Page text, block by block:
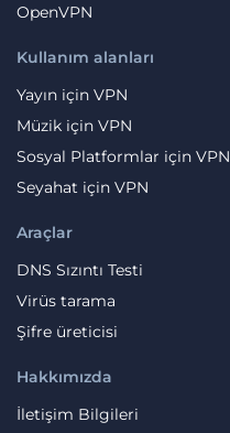
OpenVPN
Kullanım alanları
Yayın için VPN
Müzik için VPN
Sosyal Platformlar için VPN
Seyahat için VPN
Hakkımızda
İletişim Bilgileri
Araçlar
DNS Sızıntı Testi
Virüs tarama
Şifre üreticisi